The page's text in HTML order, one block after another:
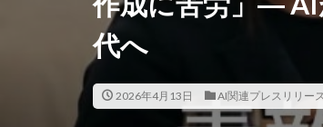
代へ
2026年4月13日 AI関連プレスリリー